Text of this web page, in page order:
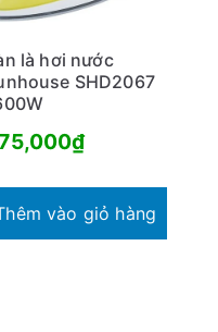
là hơi nước
SHD2067
₫
vào giỏ hàng